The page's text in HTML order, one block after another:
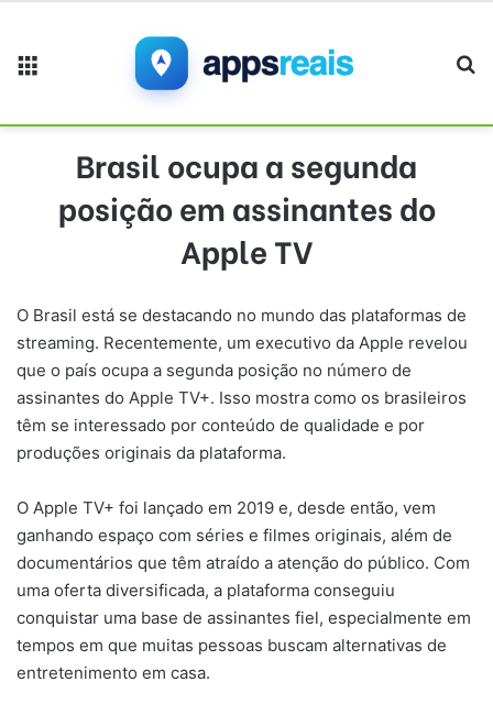
Brasil ocupa a segunda
posição em assinantes do
Apple TV
O Brasil está se destacando no mundo das plataformas de
streaming. Recentemente, um executivo da Apple revelou
que o país ocupa a segunda posição no número de
assinantes do Apple TV+. Isso mostra como os brasileiros
têm se interessado por conteúdo de qualidade e por
produções originais da plataforma.
O Apple TV+ foi lançado em 2019 e, desde então, vem
ganhando espaço com séries e filmes originais, além de
documentários que têm atraído a atenção do público. Com
uma oferta diversificada, a plataforma conseguiu
conquistar uma base de assinantes fiel, especialmente em
tempos em que muitas pessoas buscam alternativas de
entretenimento em casa.